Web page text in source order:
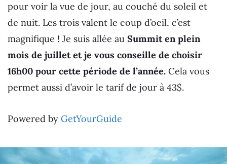
pour voir la vue de jour, au couché du soleil et
de nuit. Les trois valent le coup d’oeil, c’est
magnifique ! Je suis allée au Summit en plein
mois de juillet et je vous conseille de choisir
16h00 pour cette période de l’année. Cela vous
permet aussi d’avoir le tarif de jour à 43$.
Powered by GetYourGuide